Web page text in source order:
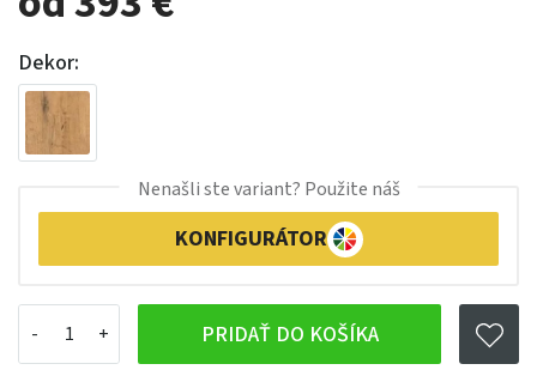
Dekor:
PRIDAŤ DO KOŠÍKA
Nenašli ste variant? Použite náš
KONFIGURÁTOR